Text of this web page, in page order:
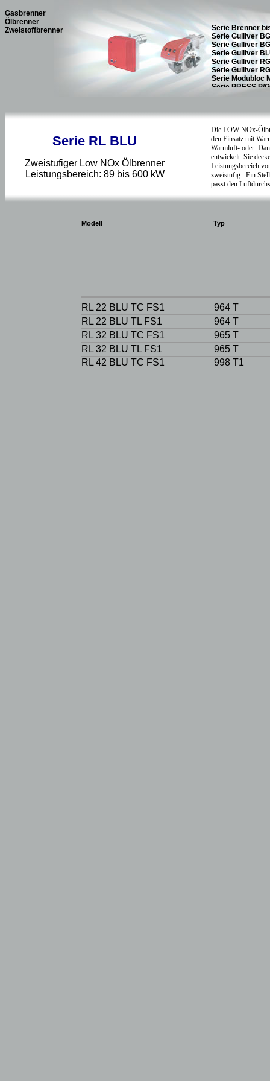
Gasbrenner
Ölbrenner
Zweistoffbrenner
Serie RL BLU
Zweistufiger Low NOx Ölbrenner
Leistungsbereich: 89 bis 600 kW
Modell Typ